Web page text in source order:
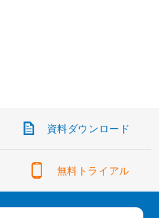
資料ダウンロード
無料トライアル